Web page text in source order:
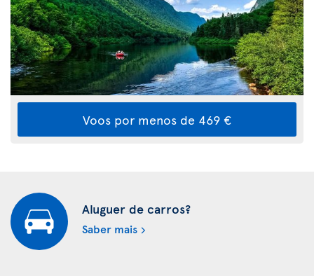
Voos por menos de 469 €
Aluguer de carros?
Saber mais